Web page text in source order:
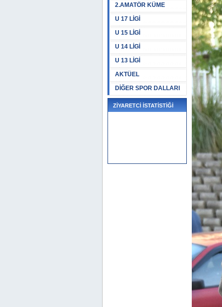
2.AMATÖR KÜME
U 17 LİGİ
U 15 LİGİ
U 14 LİGİ
U 13 LİGİ
AKTÜEL
DİĞER SPOR DALLARI
ZİYARETCİ İSTATİSTİĞİ